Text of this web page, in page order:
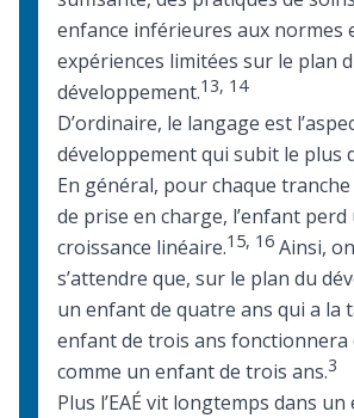
enfance inférieures aux normes
expériences limitées sur le plan
développement.13, 14
D’ordinaire, le langage est
développement qui subit le plus
En général, pour chaque
de prise en charge, l’enfant perd
croissance linéaire.15, 16 Ainsi,
s’attendre que, sur le plan du
un enfant de quatre ans qui a la
enfant de trois ans fonctionnera
comme un enfant de trois ans.3
Plus l’EAÉ vit longtemps dans un